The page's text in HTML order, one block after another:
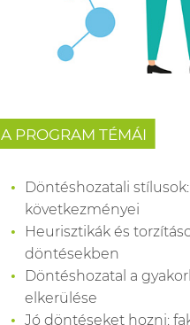
A PROGRAM TÉMÁI
Döntéshozatali
következményei
Heurisztikák és
döntésekben
Döntéshozatal a
elkerülése
Jó döntéseket hozni: